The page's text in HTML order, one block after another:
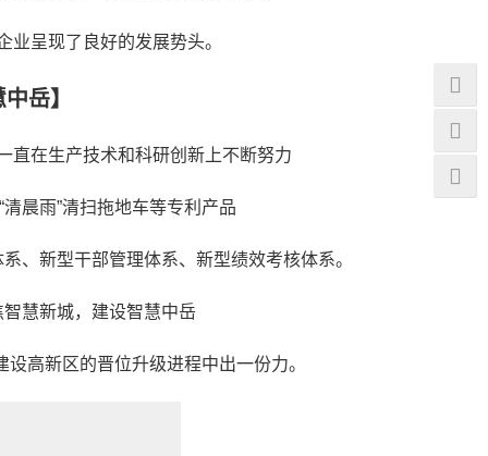
呈现了良好的发展势头。
岳】
直在生产技术和科研创新上不断努力
晨雨”清扫拖地车等专利产品
、新型干部管理体系、新型绩效考核体系。
慧新城，建设智慧中岳
高新区的晋位升级进程中出一份力。